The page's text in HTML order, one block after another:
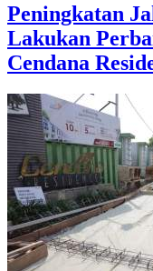
Peningkatan
Lakukan
Cendana